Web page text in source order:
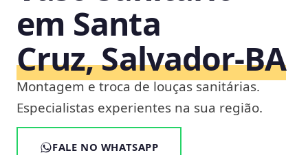
em Santa
Cruz, Salvador‑BA
Montagem e troca de louças sanitárias.
Especialistas experientes na sua região.
FALE NO WHATSAPP